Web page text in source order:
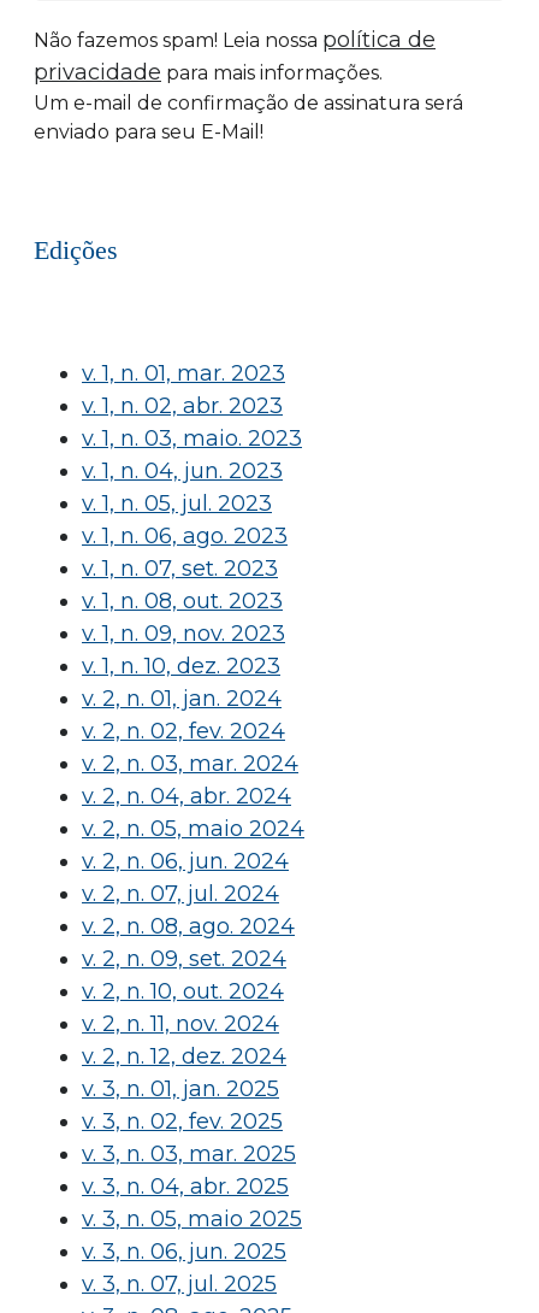
Não fazemos spam! Leia nossa política de
privacidade para mais informações.
Um e-mail de confirmação de assinatura será
enviado para seu E-Mail!
Edições
v. 1, n. 01, mar. 2023
v. 1, n. 02, abr. 2023
v. 1, n. 03, maio. 2023
v. 1, n. 04, jun. 2023
v. 1, n. 05, jul. 2023
v. 1, n. 06, ago. 2023
v. 1, n. 07, set. 2023
v. 1, n. 08, out. 2023
v. 1, n. 09, nov. 2023
v. 1, n. 10, dez. 2023
v. 2, n. 01, jan. 2024
v. 2, n. 02, fev. 2024
v. 2, n. 03, mar. 2024
v. 2, n. 04, abr. 2024
v. 2, n. 05, maio 2024
v. 2, n. 06, jun. 2024
v. 2, n. 07, jul. 2024
v. 2, n. 08, ago. 2024
v. 2, n. 09, set. 2024
v. 2, n. 10, out. 2024
v. 2, n. 11, nov. 2024
v. 2, n. 12, dez. 2024
v. 3, n. 01, jan. 2025
v. 3, n. 02, fev. 2025
v. 3, n. 03, mar. 2025
v. 3, n. 04, abr. 2025
v. 3, n. 05, maio 2025
v. 3, n. 06, jun. 2025
v. 3, n. 07, jul. 2025